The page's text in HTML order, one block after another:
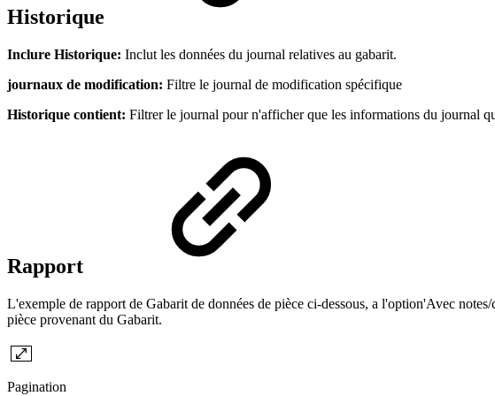
Historique
Inclure Historique: Inclut les données du journal relatives au gabarit.
journaux de modification: Filtre le journal de modification spécifique
Historique contient: Filtrer le journal pour n'afficher que les informations du journal
Rapport
L'exemple de rapport de Gabarit de données de pièce ci-dessous, a l'option'Avec
pièce provenant du Gabarit.
Pagination